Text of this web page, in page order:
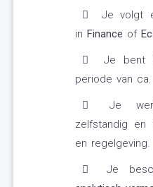
Je volgt
in Finance of
Je bent
periode van ca.
Je
zelfstandig
en regelgeving.
Je